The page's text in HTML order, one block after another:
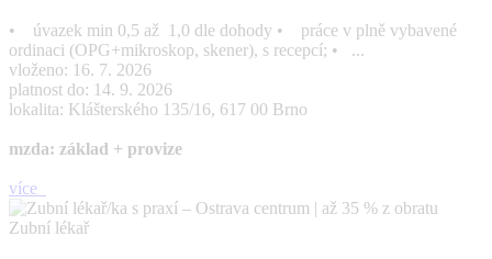
• úvazek min 0,5 až 1,0 dle dohody • práce v plně vybavené
ordinaci (OPG+mikroskop, skener), s recepcí; • ...
vloženo: 16. 7. 2026
platnost do: 14. 9. 2026
lokalita: Klášterského 135/16, 617 00 Brno
mzda: základ + provize
více
Zubní lékař